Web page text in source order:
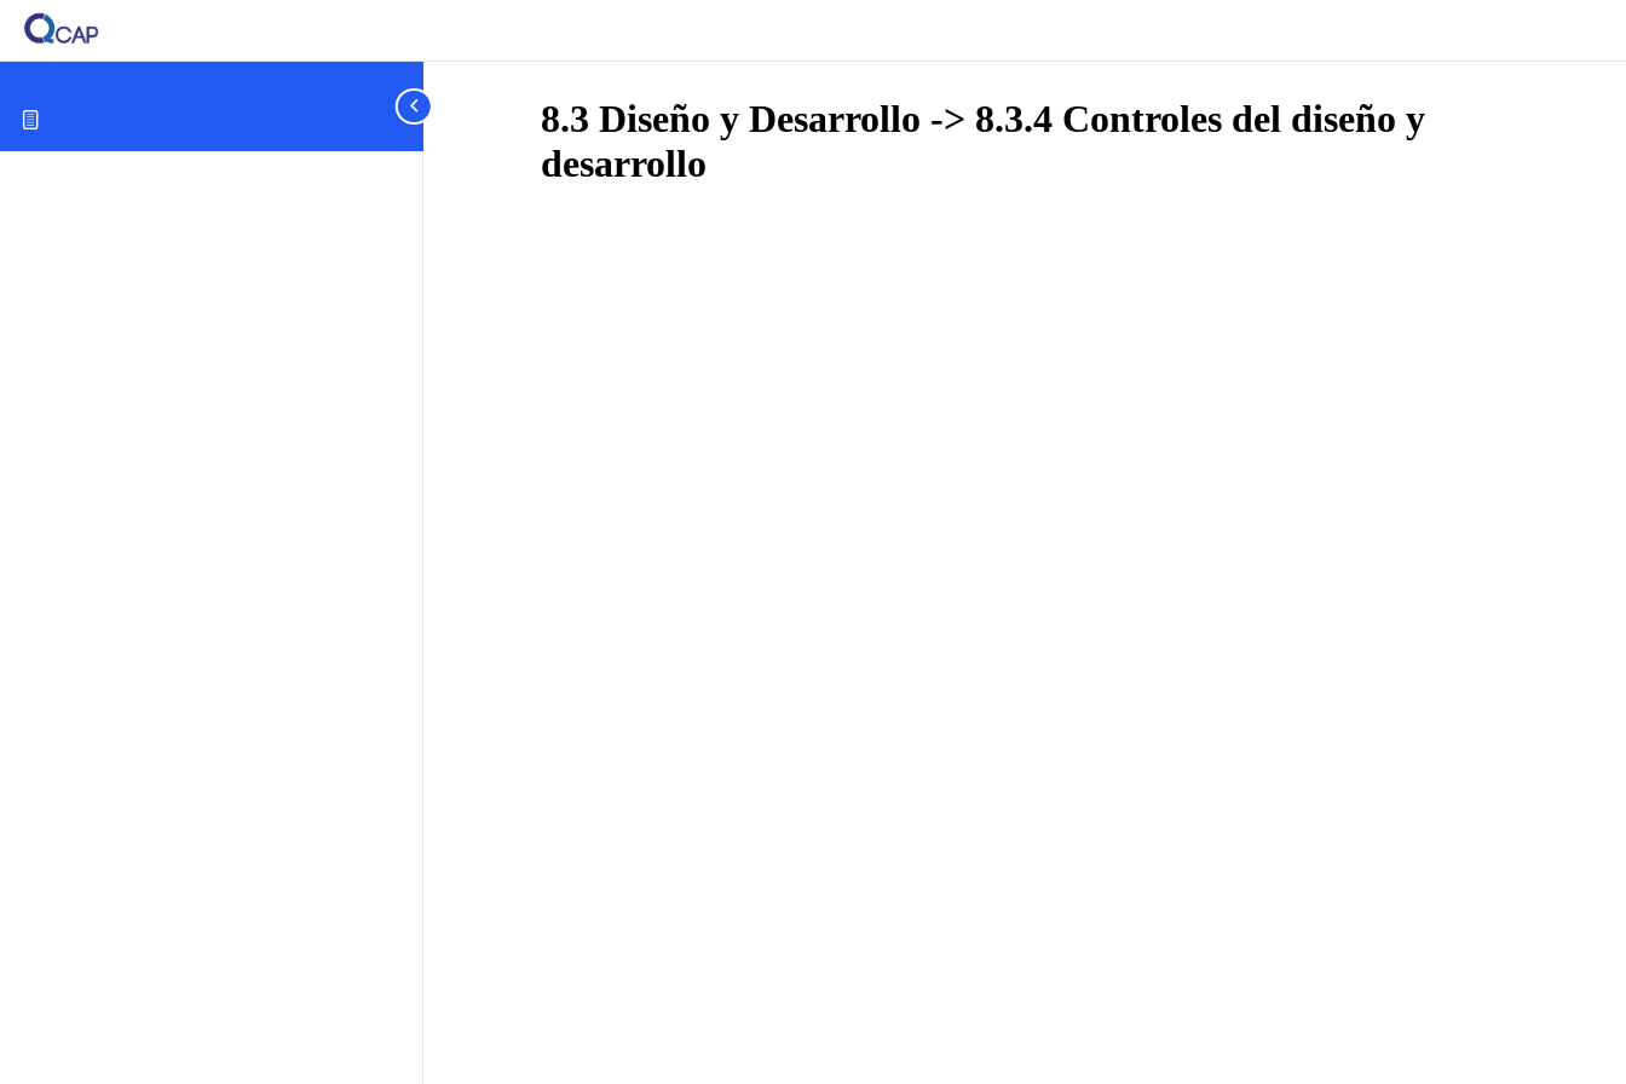
8.3 Diseño y Desarrollo -> 8.3.4 Controles del diseño y
desarrollo